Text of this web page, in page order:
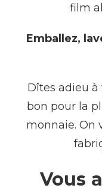
film
Emballez,
Dîtes adieu à
bon pour la
monnaie. On
Vous